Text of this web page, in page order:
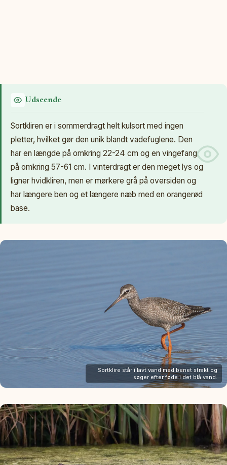
Udseende
Sortkliren er i sommerdragt helt kulsort med ingen
pletter, hvilket gør den unik blandt vadefuglene. Den
har en længde på omkring 22-24 cm og en vingefang
på omkring 57-61 cm. I vinterdragt er den meget lys og
ligner hvidkliren, men er mørkere grå på oversiden og
har længere ben og et længere næb med en orangerød
base.
Sortklire står i lavt vand med benet strakt og
søger efter føde i det blå vand.